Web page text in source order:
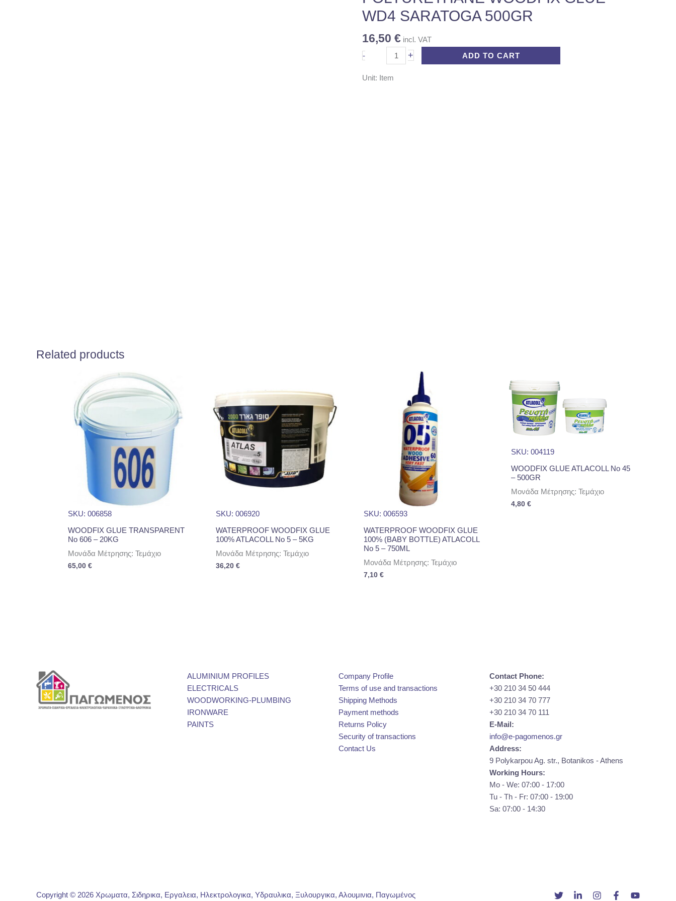
WD4 SARATOGA 500GR
16,50 € incl. VAT
-
quantity
+ ADD TO CART
Unit: Item
Related products
SKU: 006858
WOODFIX GLUE TRANSPARENT
No 606 – 20KG
Μονάδα Μέτρησης: Τεμάχιο
65,00 €
SKU: 006920
WATERPROOF WOODFIX GLUE
100% ATLACOLL Νο 5 – 5KG
Μονάδα Μέτρησης: Τεμάχιο
36,20 €
SKU: 006593
WATERPROOF WOODFIX GLUE
100% (BABY BOTTLE) ATLACOLL
Νο 5 – 750ML
Μονάδα Μέτρησης: Τεμάχιο
7,10 €
SKU: 004119
WOODFIX GLUE ATLACOLL Νο 45
– 500GR
Μονάδα Μέτρησης: Τεμάχιο
4,80€
ALUMINIUM PROFILES
ELECTRICALS
WOODWORKING-PLUMBING
IRONWARE
PAINTS
Company Profile
Terms of use and transactions
Shipping Methods
Payment methods
Returns Policy
Security of transactions
Contact Us
Contact Phone:
+30 210 34 50 444
+30 210 34 70 777
+30 210 34 70 111
E-Mail:
info@e-pagomenos.gr
Address:
9 Polykarpou Ag. str., Botanikos - Athens
Working Hours:
Mo - We: 07:00 - 17:00
Tu - Th - Fr: 07:00 - 19:00
Sa: 07:00 - 14:30
Copyright © 2026 Χρωματα, Σιδηρικα, Εργαλεια, Ηλεκτρολογικα, Υδραυλικα, Ξυλουργικα, Αλουμινια, Παγωμένος